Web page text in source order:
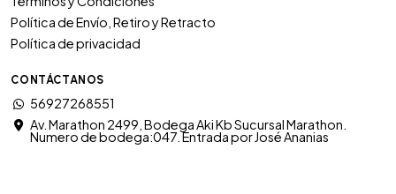
Política de Envío, Retiro y Retracto
Política de privacidad
CONTÁCTANOS
56927268551
Av. Marathon 2499, Bodega Aki Kb Sucursal Marathon.
Numero de bodega:047. Entrada por José Ananias